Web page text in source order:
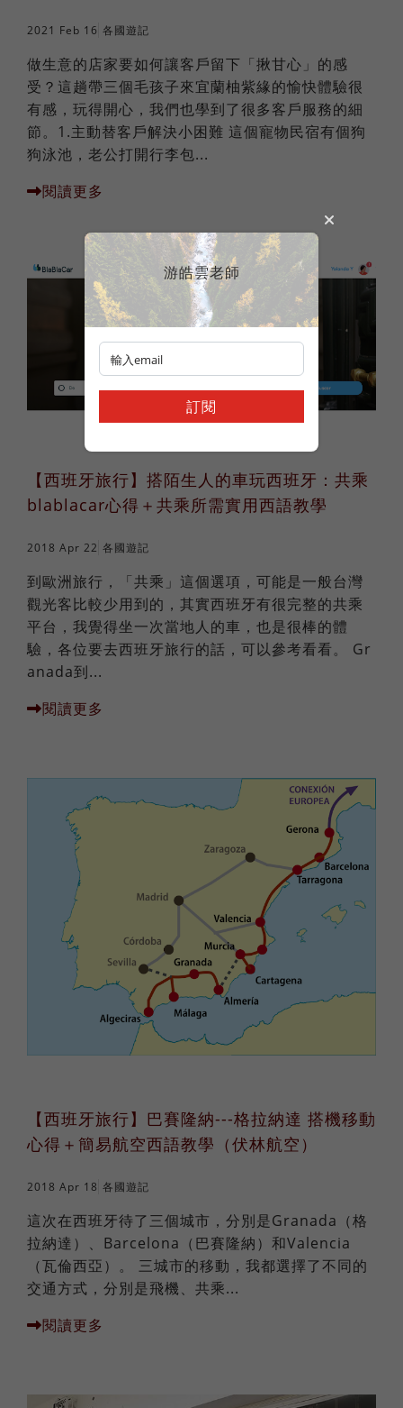
2021 Feb 16 各國遊記
做生意的店家要如何讓客戶留下「揪甘心」的感
受？這趟帶三個毛孩子來宜蘭柚紫緣的愉快體驗很
有感，玩得開心，我們也學到了很多客戶服務的細
節。1.主動替客戶解決小困難 這個寵物民宿有個狗
狗泳池，老公打開行李包...
閱讀更多
【西班牙旅行】搭陌生人的車玩西班牙：共乘
blablacar心得＋共乘所需實用西語教學
2018 Apr 22 各國遊記
到歐洲旅行，「共乘」這個選項，可能是一般台灣
觀光客比較少用到的，其實西班牙有很完整的共乘
平台，我覺得坐一次當地人的車，也是很棒的體
驗，各位要去西班牙旅行的話，可以參考看看。 Gr
anada到...
閱讀更多
【西班牙旅行】巴賽隆納---格拉納達 搭機移動
心得＋簡易航空西語教學（伏林航空）
2018 Apr 18 各國遊記
這次在西班牙待了三個城市，分別是Granada（格
拉納達）、Barcelona（巴賽隆納）和Valencia
（瓦倫西亞）。 三城市的移動，我都選擇了不同的
交通方式，分別是飛機、共乘...
閱讀更多
游皓雲老師
訂閱